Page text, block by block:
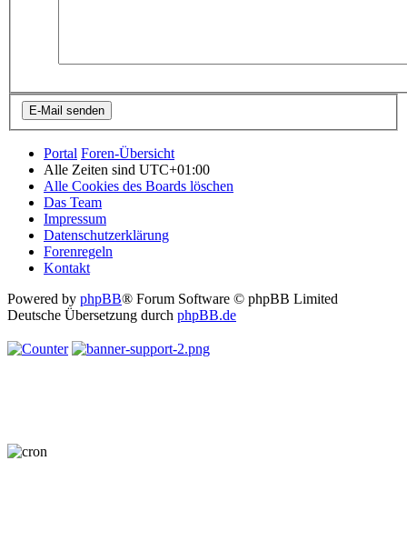
Portal Foren-Übersicht
Alle Zeiten sind UTC+01:00
Alle Cookies des Boards löschen
Das Team
Impressum
Datenschutzerklärung
Forenregeln
Kontakt
Powered by phpBB® Forum Software © phpBB Limited
Deutsche Übersetzung durch phpBB.de